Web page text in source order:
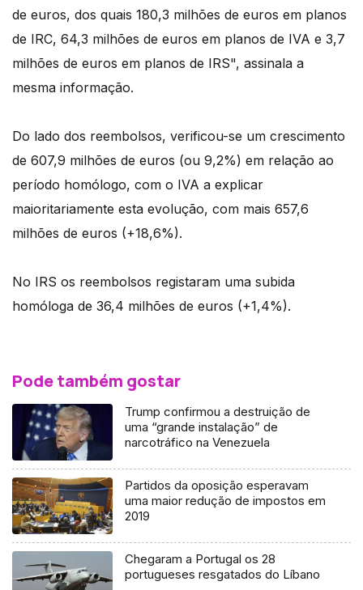
de euros, dos quais 180,3 milhões de euros em planos
de IRC, 64,3 milhões de euros em planos de IVA e 3,7
milhões de euros em planos de IRS", assinala a
mesma informação.
Do lado dos reembolsos, verificou-se um crescimento
de 607,9 milhões de euros (ou 9,2%) em relação ao
período homólogo, com o IVA a explicar
maioritariamente esta evolução, com mais 657,6
milhões de euros (+18,6%).
No IRS os reembolsos registaram uma subida
homóloga de 36,4 milhões de euros (+1,4%).
Pode também gostar
Trump confirmou a destruição de
uma “grande instalação” de
narcotráfico na Venezuela
Partidos da oposição esperavam
uma maior redução de impostos em
2019
Chegaram a Portugal os 28
portugueses resgatados do Líbano